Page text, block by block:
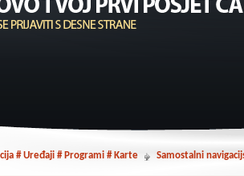
# Uređaji # Programi # Karte Samostalni